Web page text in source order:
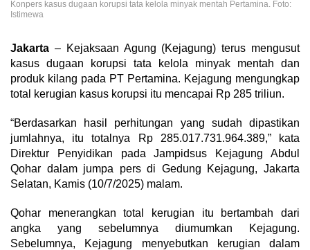
Konpers kasus dugaan korupsi tata kelola minyak mentah Pertamina. Foto:
Istimewa
Jakarta – Kejaksaan Agung (Kejagung) terus mengusut
kasus dugaan korupsi tata kelola minyak mentah dan
produk kilang pada PT Pertamina. Kejagung mengungkap
total kerugian kasus korupsi itu mencapai Rp 285 triliun.
“Berdasarkan hasil perhitungan yang sudah dipastikan
jumlahnya, itu totalnya Rp 285.017.731.964.389,” kata
Direktur Penyidikan pada Jampidsus Kejagung Abdul
Qohar dalam jumpa pers di Gedung Kejagung, Jakarta
Selatan, Kamis (10/7/2025) malam.
Qohar menerangkan total kerugian itu bertambah dari
angka yang sebelumnya diumumkan Kejagung.
Sebelumnya, Kejagung menyebutkan kerugian dalam